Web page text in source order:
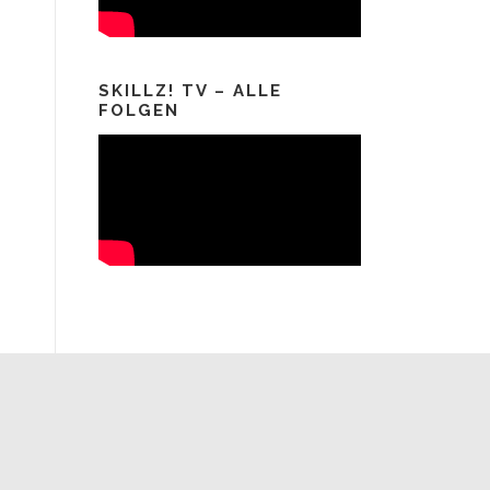
SKILLZ! TV – ALLE
FOLGEN